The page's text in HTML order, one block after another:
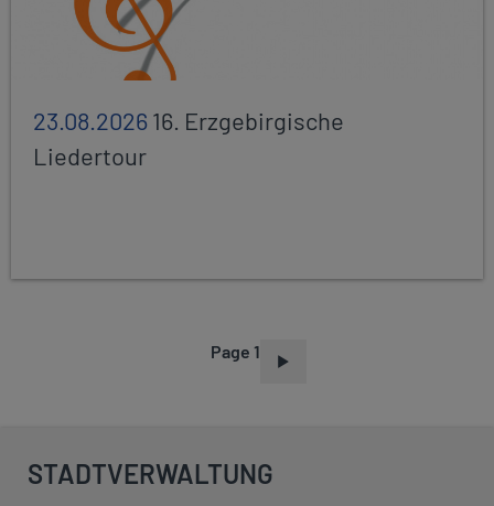
23.08.202616. Erzgebirgische
Liedertour
Page 1
STADTVERWALTUNG